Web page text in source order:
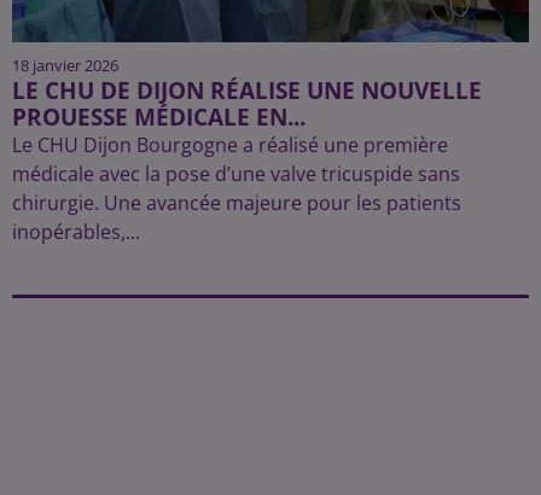
18 janvier 2026
LE CHU DE DIJON RÉALISE UNE NOUVELLE
PROUESSE MÉDICALE EN...
Le CHU Dijon Bourgogne a réalisé une première
médicale avec la pose d’une valve tricuspide sans
chirurgie. Une avancée majeure pour les patients
inopérables,...